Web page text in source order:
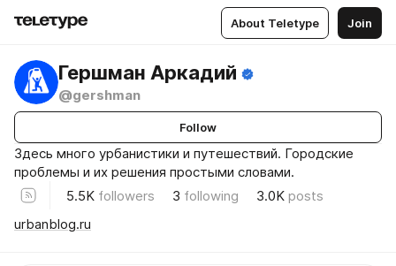
About Teletype Join
Гершман Аркадий
@gershman
Follow
Здесь много урбанистики и путешествий. Городские
проблемы и их решения простыми словами.
5.5K followers 3 following 3.0K posts
urbanblog.ru